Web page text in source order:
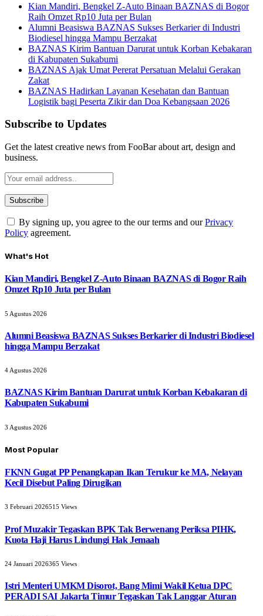
Kian Mandiri, Bengkel Z-Auto Binaan BAZNAS di Bogor
Raih Omzet Rp10 Juta per Bulan
Alumni Beasiswa BAZNAS Sukses Berkarier di Industri
Biodiesel hingga Mampu Berzakat
BAZNAS Kirim Bantuan Darurat untuk Korban Kebakaran
di Kabupaten Sukabumi
BAZNAS Ajak Umat Pererat Persatuan Melalui Gerakan
Zakat
BAZNAS Hadirkan Layanan Kesehatan dan Bantuan
Logistik bagi Peserta Zikir dan Doa Kebangsaan 2026
Subscribe to Updates
Get the latest creative news from FooBar about art, design and
business.
By signing up, you agree to the our terms and ourPrivacy
Policy agreement.
What's Hot
Kian Mandiri, Bengkel Z-Auto Binaan BAZNAS di Bogor Raih
Omzet Rp10 Juta per Bulan
5 Agustus 2026
Alumni Beasiswa BAZNAS Sukses Berkarier di Industri Biodiesel
hingga Mampu Berzakat
4 Agustus 2026
BAZNAS Kirim Bantuan Darurat untuk Korban Kebakaran di
Kabupaten Sukabumi
3 Agustus 2026
Most Popular
FKNN Gugat PP Penangkapan Ikan Terukur ke MA, Nelayan
Kecil Disebut Paling Dirugikan
3 Februari 2026515 Views
Prof Muzakir Tegaskan BPK Tak Berwenang Periksa PIHK,
Kuota Haji Harus Lindungi Hak Jemaah
24 Januari 2026365 Views
Istri Menteri UMKM Disorot, Bang Mimi Wakil Ketua DPC
PERADI SAI Jakarta Timur Tegaskan Tak Langgar Aturan